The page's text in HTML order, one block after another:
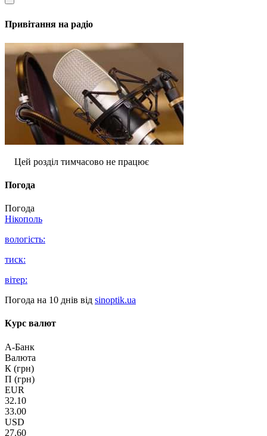
Привітання на радіо
Цей розділ тимчасово не працює
Погода
Погода
Нікополь
вологість:
тиск:
вітер:
Погода на 10 днів від sinoptik.ua
Курс валют
А-Банк
Валюта
К (грн)
П (грн)
EUR
32.10
33.00
USD
27.60